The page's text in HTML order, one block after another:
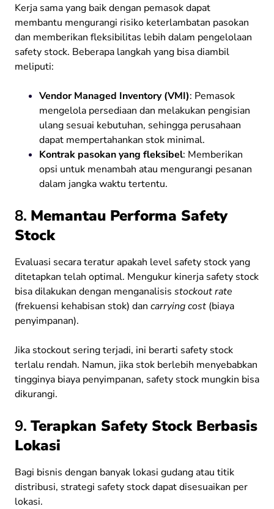
Kerja sama yang baik dengan pemasok dapat
membantu mengurangi risiko keterlambatan pasokan
dan memberikan fleksibilitas lebih dalam pengelolaan
safety stock. Beberapa langkah yang bisa diambil
meliputi:
Vendor Managed Inventory (VMI): Pemasok
mengelola persediaan dan melakukan pengisian
ulang sesuai kebutuhan, sehingga perusahaan
dapat mempertahankan stok minimal.
Kontrak pasokan yang fleksibel: Memberikan
opsi untuk menambah atau mengurangi pesanan
dalam jangka waktu tertentu.
8. Memantau Performa Safety
Stock
Evaluasi secara teratur apakah level safety stock yang
ditetapkan telah optimal. Mengukur kinerja safety stock
bisa dilakukan dengan menganalisis stockout rate
(frekuensi kehabisan stok) dan carrying cost (biaya
penyimpanan).
Jika stockout sering terjadi, ini berarti safety stock
terlalu rendah. Namun, jika stok berlebih menyebabkan
tingginya biaya penyimpanan, safety stock mungkin bisa
dikurangi.
9. Terapkan Safety Stock Berbasis
Lokasi
Bagi bisnis dengan banyak lokasi gudang atau titik
distribusi, strategi safety stock dapat disesuaikan per
lokasi.